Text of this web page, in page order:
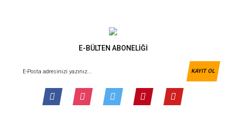
E-BÜLTEN ABONELİĞİ
KAYIT OL